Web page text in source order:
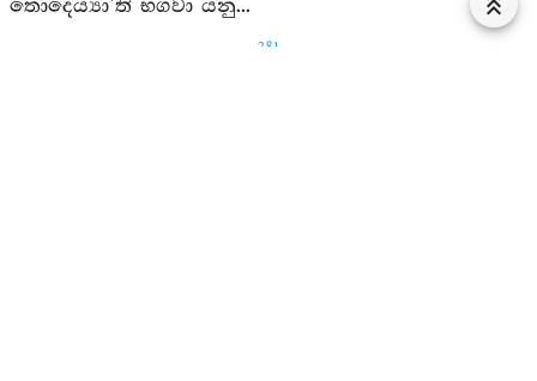
තොදෙය්‍යා’ති භගවා යනු...
281